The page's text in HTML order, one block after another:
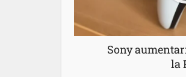
Sony
la